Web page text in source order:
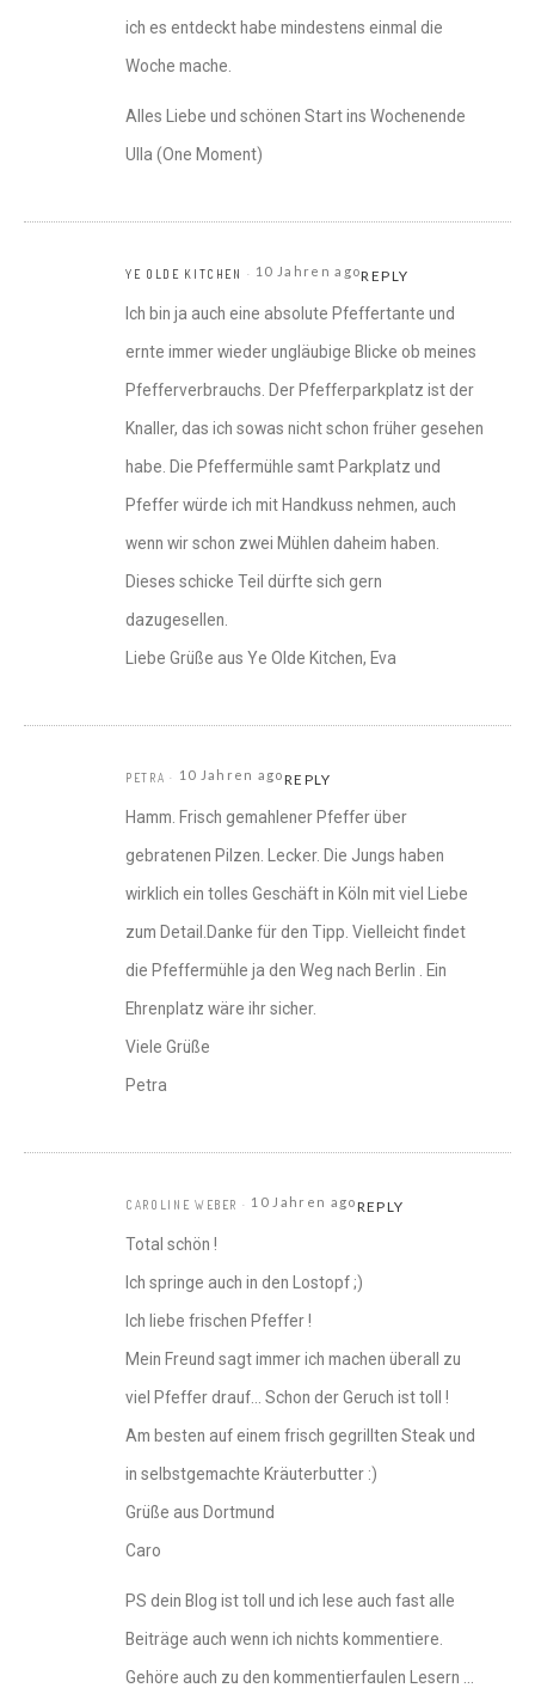
ich es entdeckt habe mindestens einmal die
Woche mache.
Alles Liebe und schönen Start ins Wochenende
Ulla (One Moment)
YE OLDE KITCHEN 10 Jahren agoREPLY
Ich bin ja auch eine absolute Pfeffertante und
ernte immer wieder ungläubige Blicke ob meines
Pfefferverbrauchs. Der Pfefferparkplatz ist der
Knaller, das ich sowas nicht schon früher gesehen
habe. Die Pfeffermühle samt Parkplatz und
Pfeffer würde ich mit Handkuss nehmen, auch
wenn wir schon zwei Mühlen daheim haben.
Dieses schicke Teil dürfte sich gern
dazugesellen.
Liebe Grüße aus Ye Olde Kitchen, Eva
PETRA 10 Jahren agoREPLY
Hamm. Frisch gemahlener Pfeffer über
gebratenen Pilzen. Lecker. Die Jungs haben
wirklich ein tolles Geschäft in Köln mit viel Liebe
zum Detail.Danke für den Tipp. Vielleicht findet
die Pfeffermühle ja den Weg nach Berlin . Ein
Ehrenplatz wäre ihr sicher.
Viele Grüße
Petra
CAROLINE WEBER 10 Jahren agoREPLY
Total schön !
Ich springe auch in den Lostopf ;)
Ich liebe frischen Pfeffer !
Mein Freund sagt immer ich machen überall zu
viel Pfeffer drauf… Schon der Geruch ist toll !
Am besten auf einem frisch gegrillten Steak und
in selbstgemachte Kräuterbutter :)
Grüße aus Dortmund
Caro
PS dein Blog ist toll und ich lese auch fast alle
Beiträge auch wenn ich nichts kommentiere.
Gehöre auch zu den kommentierfaulen Lesern …